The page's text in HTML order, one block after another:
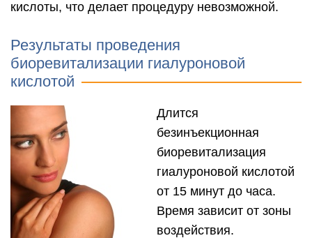
кислоты, что делает процедуру невозможной.
Результаты проведения
биоревитализации гиалуроновой
кислотой
Длится
безинъекционная
биоревитализация
гиалуроновой кислотой
от 15 минут до часа.
Время зависит от зоны
воздействия.